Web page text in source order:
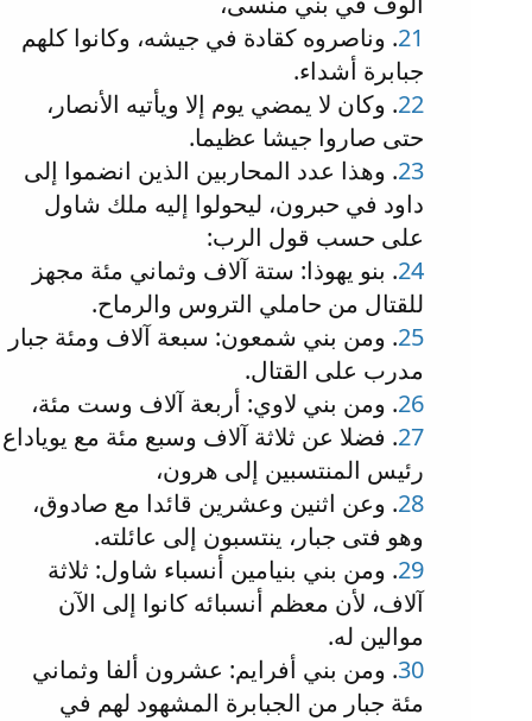
21. وناصروه كقادة في جيشه، وكانوا كلهم
جبابرة أشداء.
22. وكان لا يمضي يوم إلا ويأتيه الأنصار،
حتى صاروا جيشا عظيما.
23. وهذا عدد المحاربين الذين انضموا إلى
داود في حبرون، ليحولوا إليه ملك شاول
على حسب قول الرب:
24. بنو يهوذا: ستة آلاف وثماني مئة مجهز
للقتال من حاملي التروس والرماح.
25. ومن بني شمعون: سبعة آلاف ومئة جبار
مدرب على القتال.
26. ومن بني لاوي: أربعة آلاف وست مئة،
27. فضلا عن ثلاثة آلاف وسبع مئة مع يوياداع
رئيس المنتسبين إلى هرون،
28. وعن اثنين وعشرين قائدا مع صادوق،
وهو فتى جبار، ينتسبون إلى عائلته.
29. ومن بني بنيامين أنسباء شاول: ثلاثة
آلاف، لأن معظم أنسبائه كانوا إلى الآن
موالين له.
30. ومن بني أفرايم: عشرون ألفا وثماني
مئة جبار من الجبابرة المشهود لهم في